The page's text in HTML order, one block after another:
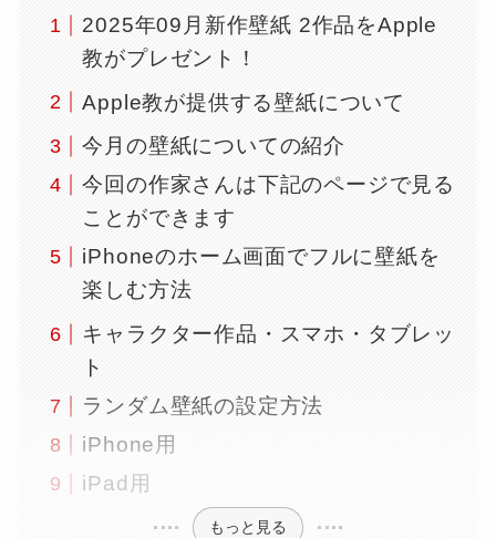
2025年09月新作壁紙 2作品をApple
教がプレゼント！
Apple教が提供する壁紙について
今月の壁紙についての紹介
今回の作家さんは下記のページで見る
ことができます
iPhoneのホーム画面でフルに壁紙を
楽しむ方法
キャラクター作品・スマホ・タブレッ
ト
ランダム壁紙の設定方法
iPhone用
iPad用
もっと見る